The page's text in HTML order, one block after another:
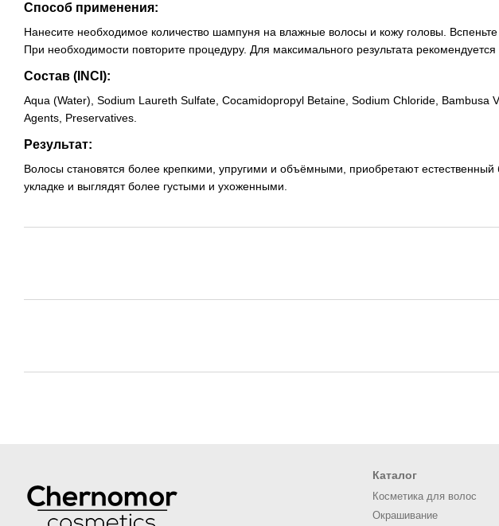
Способ применения:
Нанесите необходимое количество шампуня на влажные волосы и кожу головы.
При необходимости повторите процедуру. Для максимального результата
Состав (INCI):
Aqua (Water), Sodium Laureth Sulfate, Cocamidopropyl Betaine, Sodium Chloride,
Agents, Preservatives.
Результат:
Волосы становятся более крепкими, упругими и объёмными, приобретают
укладке и выглядят более густыми и ухоженными.
Каталог
Косметика для волос
Окрашивание